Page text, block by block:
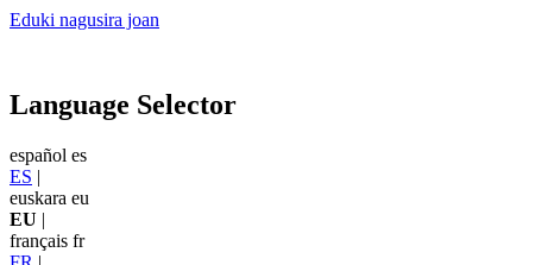
Eduki nagusira joan
Language Selector
español es
ES |
euskara eu
EU |
français fr